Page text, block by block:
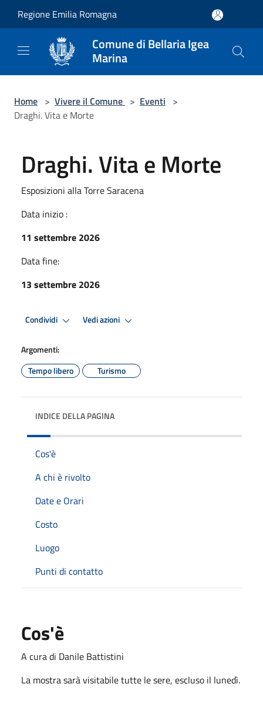
Regione Emilia Romagna
Comune di Bellaria Igea
Marina
Home > Vivere il Comune > Eventi >
Draghi. Vita e Morte
Draghi. Vita e Morte
Esposizioni alla Torre Saracena
Data inizio :
11 settembre 2026
Data fine:
13 settembre 2026
Condividi Vedi azioni
Argomenti:
Tempo libero
Turismo
INDICE DELLA PAGINA
Cos'è
A chi è rivolto
Date e Orari
Costo
Luogo
Punti di contatto
Cos'è
A cura di Danile Battistini
La mostra sarà visitabile tutte le sere, escluso il lunedì.